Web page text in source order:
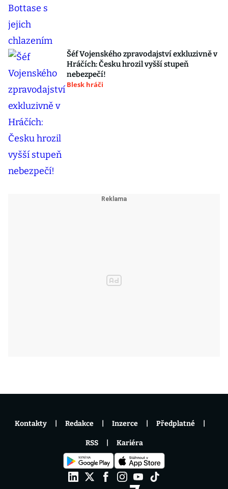
Šéf Vojenského zpravodajství exkluzivně v
Hráčích: Česku hrozil vyšší stupeň
nebezpečí!
Blesk hráči
Kontakty Redakce Inzerce Předplatné
RSS Kariéra